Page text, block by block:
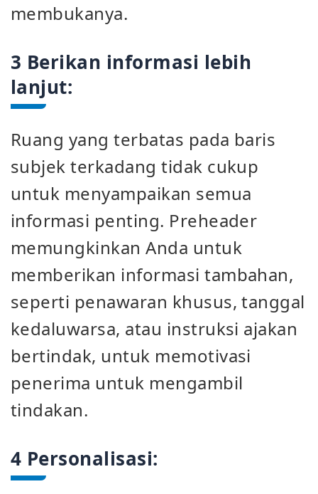
membukanya.
3 Berikan informasi lebih
lanjut:
Ruang yang terbatas pada baris
subjek terkadang tidak cukup
untuk menyampaikan semua
informasi penting. Preheader
memungkinkan Anda untuk
memberikan informasi tambahan,
seperti penawaran khusus, tanggal
kedaluwarsa, atau instruksi ajakan
bertindak, untuk memotivasi
penerima untuk mengambil
tindakan.
4 Personalisasi: